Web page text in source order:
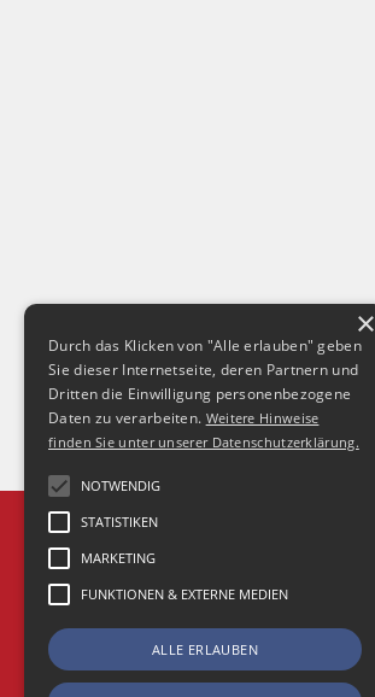
×
Durch das Klicken von "Alle erlauben" geben
Sie dieser Internetseite, deren Partnern und
Dritten die Einwilligung personenbezogene
Daten zu verarbeiten. Weitere Hinweise
finden Sie unter unserer Datenschutzerklärung.
NOTWENDIG
STATISTIKEN
MARKETING
FUNKTIONEN & EXTERNE MEDIEN
ALLE ERLAUBEN